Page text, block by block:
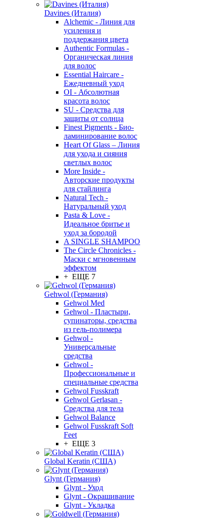
Davines (Италия)
Alchemic - Линия для
усиления и
поддержания цвета
Authentic Formulas -
Органическая линия
для волос
Essential Haircare -
Eжедневный уход
OI - Абсолютная
красота волос
SU - Средства для
защиты от солнца
Finest Pigments - Био-
ламинирование волос
Heart Of Glass – Линия
для ухода и сияния
светлых волос
More Inside -
Авторские продукты
для стайлинга
Natural Tech -
Натуральный уход
Pasta & Love -
Идеальное бритье и
уход за бородой
A SINGLE SHAMPOO
The Circle Chronicles -
Маски с мгновенным
эффектом
+ ЕЩЕ 7
Gehwol (Германия)
Gehwol Med
Gehwol - Пластыри,
супинаторы, средства
из гель-полимера
Gehwol -
Универсальные
средства
Gehwol -
Профессиональные и
специальные средства
Gehwol Fusskraft
Gehwol Gerlasan -
Средства для тела
Gehwol Balance
Gehwol Fusskraft Soft
Feet
+ ЕЩЕ 3
Global Keratin (США)
Glynt (Германия)
Glynt - Уход
Glynt - Окрашивание
Glynt - Укладка